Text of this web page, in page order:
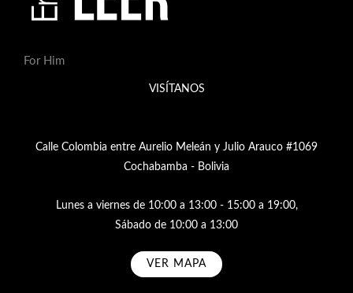
For Him
VISÍTANOS
Calle Colombia entre Aurelio Meleán y Julio Arauco #1069
Cochabamba - Bolivia
Lunes a viernes de 10:00 a 13:00 - 15:00 a 19:00,
Sábado de 10:00 a 13:00
VER MAPA